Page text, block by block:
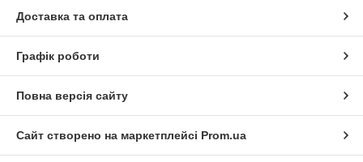
Доставка та оплата
Графік роботи
Повна версія сайту
Сайт створено на маркетплейсі Prom.ua